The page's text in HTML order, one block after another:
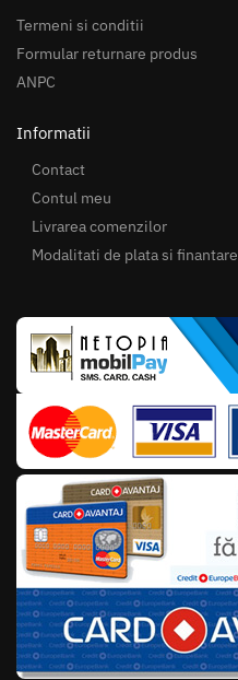
Termeni si conditii
Formular returnare produs
ANPC
Informatii
Contact
Contul meu
Livrarea comenzilor
Modalitati de plata si finantare